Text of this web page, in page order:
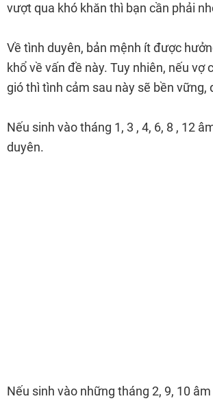
vượt qua khó khăn thì bạn cần phải
Về tình duyên, bản mệnh ít được
khổ về vấn đề này. Tuy nhiên, nếu
gió thì tình cảm sau này sẽ bền vững,
Nếu sinh vào tháng 1, 3 , 4, 6, 8 , 12
duyên.
Nếu sinh vào những tháng 2, 9, 10